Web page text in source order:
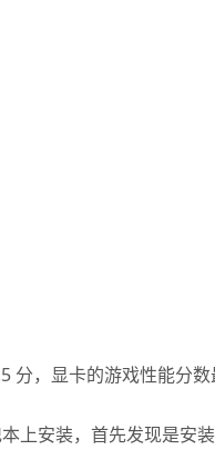
分，显卡的游戏性能分
上安装，首先发现是安